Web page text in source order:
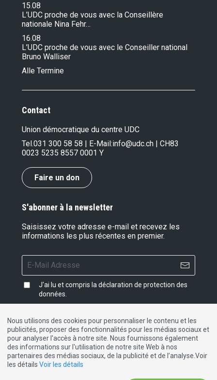
15.08
L’UDC proche de vous avec la Conseillère
nationale Nina Fehr…
16.08
L’UDC proche de vous avec le Conseiller national
Bruno Walliser
Alle Termine
Contact
Union démocratique du centre UDC
Tel.031 300 58 58 | E-Mail:info@udc.ch | CH83
0023 5235 8557 0001 Y
Faire un don
S'abonner à la newsletter
Saisissez votre adresse e-mail et recevez les
informations les plus récentes en premier.
J'ai lu et compris la déclaration de protection des
données
Impressum| Protection des données|Contact
DE FR IT
Nous utilisons des cookies pour personnaliser le contenu et les
publicités, proposer des fonctionnalités pour les médias sociaux et
pour analyser l'accès à notre site. Nous fournissons également
des informations sur l'utilisation de notre site Web à nos
partenaires des médias sociaux, de la publicité et de l’analyse.Voir
les détails Voir les détails